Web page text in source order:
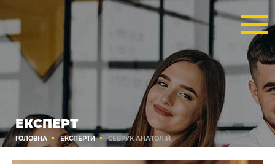
ЕКСПЕРТ
ГОЛОВНА ЕКСПЕРТИ СЕВРУК АНАТОЛІЙ